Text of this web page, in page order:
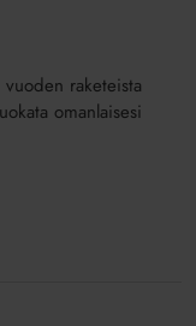
raketeista
omanlaisesi